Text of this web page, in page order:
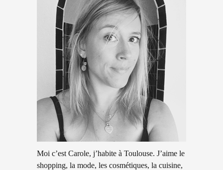
Moi c’est Carole, j’habite à Toulouse. J’aime le
shopping, la mode, les cosmétiques, la cuisine,